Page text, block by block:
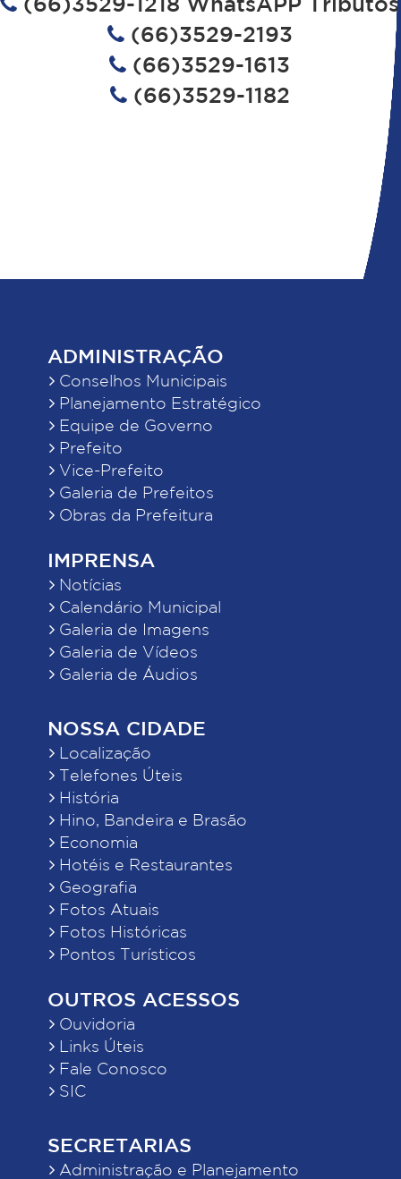
(66)3529-2193
(66)3529-1613
(66)3529-1182
ADMINISTRAÇÃO
Conselhos Municipais
Planejamento Estratégico
Equipe de Governo
Prefeito
Vice-Prefeito
Galeria de Prefeitos
Obras da Prefeitura
IMPRENSA
Notícias
Calendário Municipal
Galeria de Imagens
Galeria de Vídeos
Galeria de Áudios
NOSSA CIDADE
Localização
Telefones Úteis
História
Hino, Bandeira e Brasão
Economia
Hotéis e Restaurantes
Geografia
Fotos Atuais
Fotos Históricas
Pontos Turísticos
OUTROS ACESSOS
Ouvidoria
Links Úteis
Fale Conosco
SIC
SECRETARIAS
Administração e Planejamento